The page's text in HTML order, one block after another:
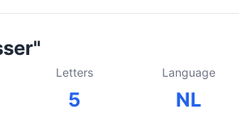
Letters
5
Language
NL